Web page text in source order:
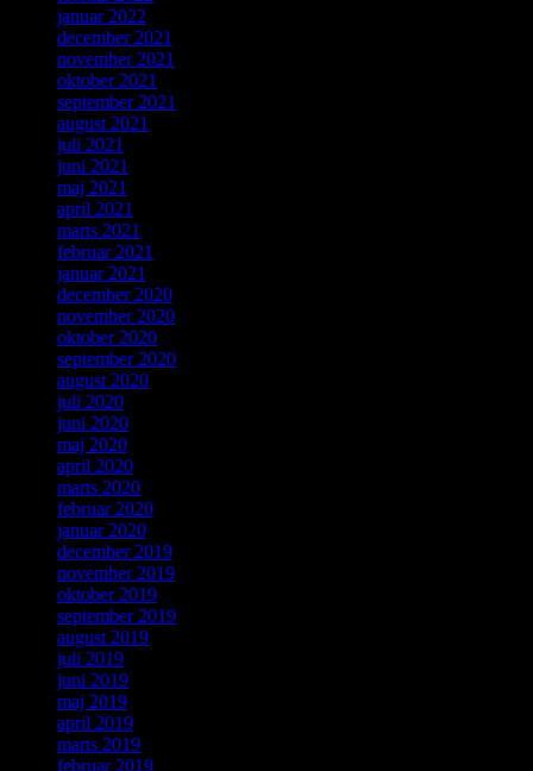
januar 2022
december 2021
november 2021
oktober 2021
september 2021
august 2021
juli 2021
juni 2021
maj 2021
april 2021
marts 2021
februar 2021
januar 2021
december 2020
november 2020
oktober 2020
september 2020
august 2020
juli 2020
juni 2020
maj 2020
april 2020
marts 2020
februar 2020
januar 2020
december 2019
november 2019
oktober 2019
september 2019
august 2019
juli 2019
juni 2019
maj 2019
april 2019
marts 2019
februar 2019